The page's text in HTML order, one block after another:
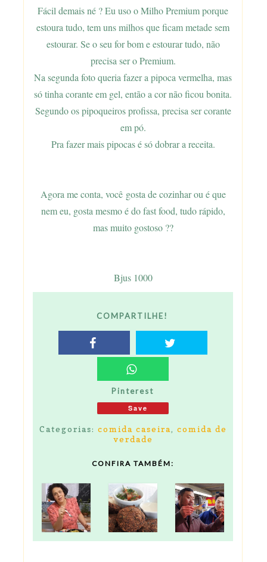
Fácil demais né ? Eu uso o Milho Premium porque
estoura tudo, tem uns milhos que ficam metade sem
estourar. Se o seu for bom e estourar tudo, não
precisa ser o Premium.
Na segunda foto queria fazer a pipoca vermelha, mas
só tinha corante em gel, então a cor não ficou bonita.
Segundo os pipoqueiros profissa, precisa ser corante
em pó.
Pra fazer mais pipocas é só dobrar a receita.
Agora me conta, você gosta de cozinhar ou é que
nem eu, gosta mesmo é do fast food, tudo rápido,
mas muito gostoso ??
Bjus 1000
COMPARTILHE!
Pinterest
Save
Categorias: comida caseira, comida de
verdade
CONFIRA TAMBÉM: